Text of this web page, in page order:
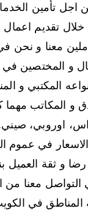
تأمين
تقديم
معنا و نحن
و المختصين
المكتبي و
و المكاتب مهما
اوروبي،
في عموم
و ثقة العميل بنا
التواصل معنا
المناطق في